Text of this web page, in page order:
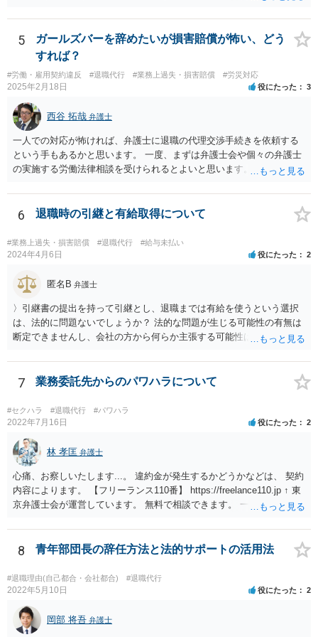
5
ガールズバーを辞めたいが損害賠償が怖い、どう
すれば？
#労働・雇用契約違反 #退職代行 #業務上過失・損害賠償 #労災対応
2025年2月18日 役にたった 3
西谷 拓哉 弁護士
一人での対応が怖ければ、弁護士に退職の代理交渉手続きを依頼する
という手もあるかと思います。 一度、まずは弁護士会や個々の弁護士
の実施する労働法律相談を受けられるとよいと思います。
6 退職時の引継と有給取得について
#業務上過失・損害賠償 #退職代行 #給与未払い
2024年4月6日 役にたった 2
匿名B 弁護士
〉引継書の提出を持って引継とし、退職までは有給を使うという選択
は、法的に問題ないでしょうか？ 法的な問題が生じる可能性の有無は
断定できませんし、会社の方から何らか主張する可能性はあります。
ん。 それよりも、書いておられる事情がある場合は、いつ、どのよう
な方法で、退職の意思及び退職日まで全日有給休暇を使用することを
会社に伝えるかが、問題になるかもしれないです。 場合よっては退職
代行の利用などもご検討なさってください。
7 業務委託先からのパワハラについて
#セクハラ #退職代行 #パワハラ
2022年7月16日 役にたった 2
林 孝匡 弁護士
心痛、お察しいたします...。 違約金が発生するかどうかなどは、 契約
内容によります。 【フリーランス110番】 https://freelance110.jp ↑ 東
京弁護士会が運営しています。 無料で相談できます。 一度、ご相談す
「パワハラしてたよね」という材料で 減額交渉も可能かもしれませ
ん。
8 青年部団長の辞任方法と法的サポートの活用法
#退職理由(自己都合・会社都合) #退職代行
2022年5月10日 役にたった 2
岡部 将吾 弁護士